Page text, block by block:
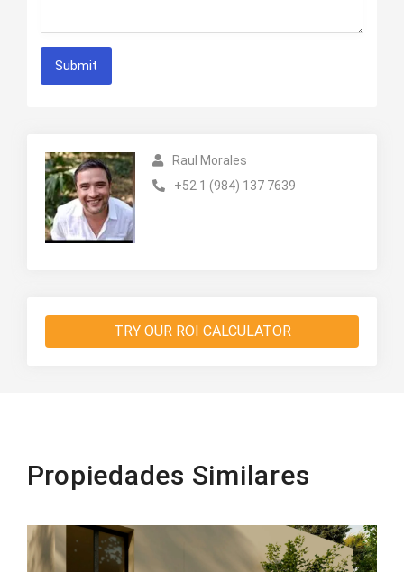
Submit
Raul Morales
+52 1 (984) 137 7639
TRY OUR ROI CALCULATOR
Propiedades Similares